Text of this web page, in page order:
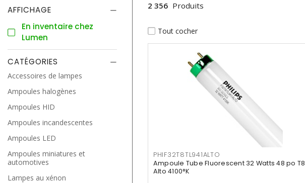
AFFICHAGE
En inventaire chez
Lumen
CATÉGORIES
Accessoires de lampes
Ampoules halogènes
Ampoules HID
Ampoules incandescentes
Ampoules LED
Ampoules miniatures et
automotives
Lampes au xénon
2 356 Produits
Tout cocher
PHIF32T8TL941ALTO
Ampoule Tube Fluorescent 32 Watts 48 po T8
Alto 4100°K